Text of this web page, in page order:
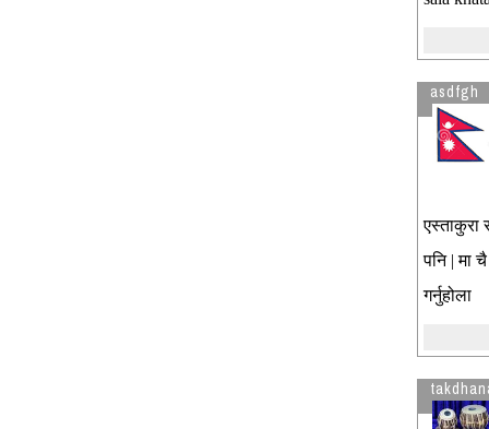
asdfgh
एस्ताकुरा
पनि | मा
गर्नुहोला